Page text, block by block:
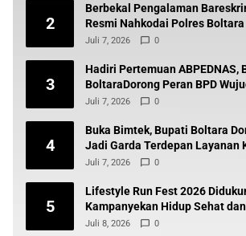
2
Berbekal Pengalaman
Resmi Nahkodai Polres Boltara
Juli 7, 2026 0
3
Hadiri Pertemuan ABPEDNAS,
BoltaraDorong Peran BPD
dan Transparan
Juli 7, 2026 0
4
Buka Bimtek, Bupati Boltara
Jadi Garda Terdepan Layanan
Juli 7, 2026 0
5
Lifestyle Run Fest 2026
Kampanyekan Hidup Sehat
Juli 8, 2026 0